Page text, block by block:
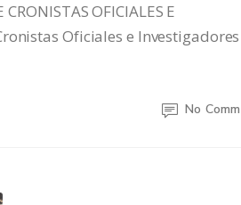
OFICIALES E
Oficiales e Investigadores
No